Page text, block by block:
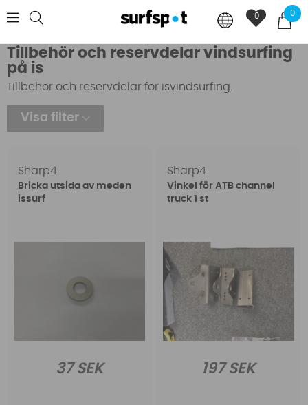
0
0
Tillbehör och reservdelar vindsurfing
på is
Tillbehör och reservdelar för isvindsurfing.
Visa filter
Sharp4
Bricka utsida av meden
issurf
37 SEK
Sharp4
Vinkel för ATB channel
truck 1 st
197 SEK